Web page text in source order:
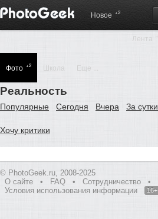
Новое +2
Лента
Фото +2 Школа Еще ...
Реальность
Популярные Сегодня Вчера За сутки
Хочу критики
© PhotoGeek.ru, 2008-2025
О сайте
• FAQ • Сотрудничество •
Условия использования информации
16+